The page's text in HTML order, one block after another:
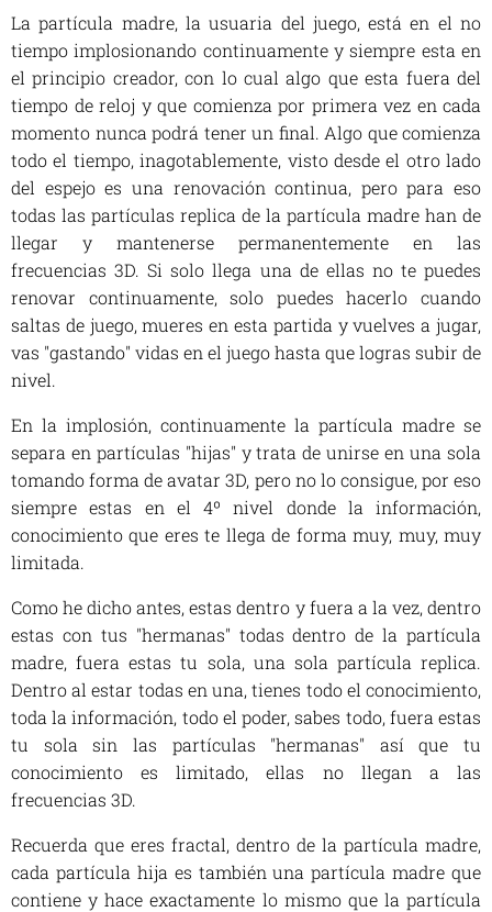
La partícula madre, la usuaria del juego, está en el no
tiempo implosionando continuamente y siempre esta en
el principio creador, con lo cual algo que esta fuera del
tiempo de reloj y que comienza por primera vez en cada
momento nunca podrá tener un final. Algo que comienza
todo el tiempo, inagotablemente, visto desde el otro lado
del espejo es una renovación continua, pero para eso
todas las partículas replica de la partícula madre han de
llegar y mantenerse permanentemente en las
frecuencias 3D. Si solo llega una de ellas no te puedes
renovar continuamente, solo puedes hacerlo cuando
saltas de juego, mueres en esta partida y vuelves a jugar,
vas "gastando" vidas en el juego hasta que logras subir de
nivel.
En la implosión, continuamente la partícula madre se
separa en partículas "hijas" y trata de unirse en una sola
tomando forma de avatar 3D, pero no lo consigue, por eso
siempre estas en el 4º nivel donde la información,
conocimiento que eres te llega de forma muy, muy, muy
limitada.
Como he dicho antes, estas dentro y fuera a la vez, dentro
estas con tus "hermanas" todas dentro de la partícula
madre, fuera estas tu sola, una sola partícula replica.
Dentro al estar todas en una, tienes todo el conocimiento,
toda la información, todo el poder, sabes todo, fuera estas
tu sola sin las partículas "hermanas" así que tu
conocimiento es limitado, ellas no llegan a las
frecuencias 3D.
Recuerda que eres fractal, dentro de la partícula madre,
cada partícula hija es también una partícula madre que
contiene y hace exactamente lo mismo que la partícula